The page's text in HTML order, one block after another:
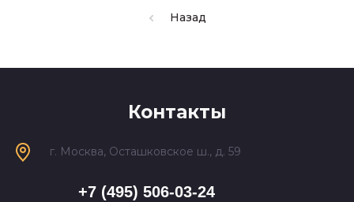
Назад
Контакты
+7 (495) 506-03-24
г. Москва, Осташковское ш., д. 59